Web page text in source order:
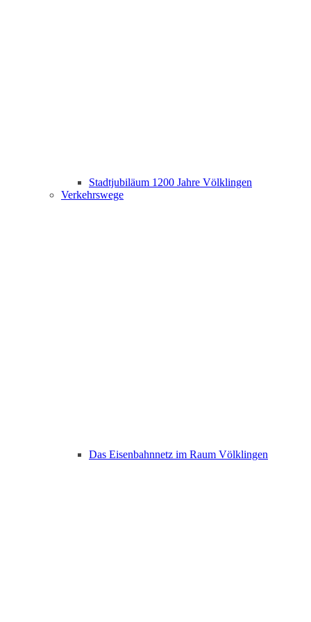
Stadtjubiläum 1200 Jahre Völklingen
Verkehrswege
Das Eisenbahnnetz im Raum Völklingen